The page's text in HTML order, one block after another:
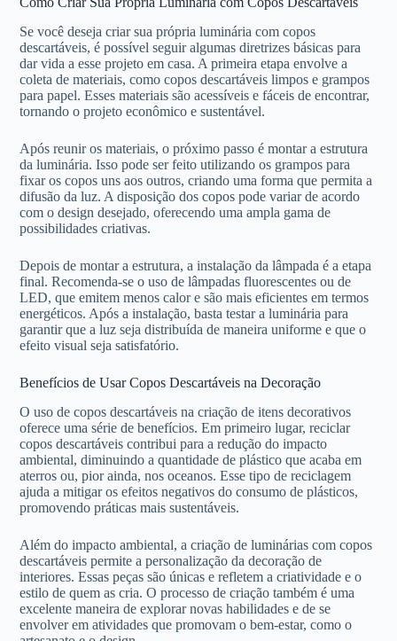
Se você deseja criar sua própria luminária com copos
descartáveis, é possível seguir algumas diretrizes básicas para
dar vida a esse projeto em casa. A primeira etapa envolve a
coleta de materiais, como copos descartáveis limpos e grampos
para papel. Esses materiais são acessíveis e fáceis de encontrar,
tornando o projeto econômico e sustentável.
Após reunir os materiais, o próximo passo é montar a estrutura
da luminária. Isso pode ser feito utilizando os grampos para
fixar os copos uns aos outros, criando uma forma que permita a
difusão da luz. A disposição dos copos pode variar de acordo
com o design desejado, oferecendo uma ampla gama de
possibilidades criativas.
Depois de montar a estrutura, a instalação da lâmpada é a etapa
final. Recomenda-se o uso de lâmpadas fluorescentes ou de
LED, que emitem menos calor e são mais eficientes em termos
energéticos. Após a instalação, basta testar a luminária para
garantir que a luz seja distribuída de maneira uniforme e que o
efeito visual seja satisfatório.
Benefícios de Usar Copos Descartáveis na Decoração
O uso de copos descartáveis na criação de itens decorativos
oferece uma série de benefícios. Em primeiro lugar, reciclar
copos descartáveis contribui para a redução do impacto
ambiental, diminuindo a quantidade de plástico que acaba em
aterros ou, pior ainda, nos oceanos. Esse tipo de reciclagem
ajuda a mitigar os efeitos negativos do consumo de plásticos,
promovendo práticas mais sustentáveis.
Além do impacto ambiental, a criação de luminárias com copos
descartáveis permite a personalização da decoração de
interiores. Essas peças são únicas e refletem a criatividade e o
estilo de quem as cria. O processo de criação também é uma
excelente maneira de explorar novas habilidades e de se
envolver em atividades que promovam o bem-estar, como o